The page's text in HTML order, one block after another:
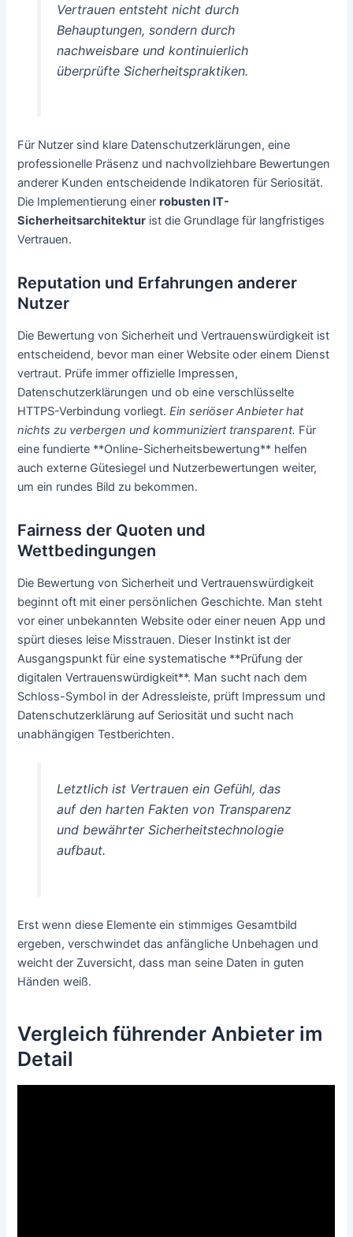
Vertrauen entsteht nicht durch
Behauptungen, sondern durch
nachweisbare und kontinuierlich
überprüfte Sicherheitspraktiken.
Für Nutzer sind klare Datenschutzerklärungen, eine
professionelle Präsenz und nachvollziehbare Bewertungen
anderer Kunden entscheidende Indikatoren für Seriosität.
Die Implementierung einerrobusten IT-
Sicherheitsarchitektur ist die Grundlage für langfristiges
Vertrauen.
Reputation und Erfahrungen anderer
Nutzer
Die Bewertung von Sicherheit und Vertrauenswürdigkeit ist
entscheidend, bevor man einer Website oder einem Dienst
vertraut. Prüfe immer offizielle Impressen,
Datenschutzerklärungen und ob eine verschlüsselte
HTTPS-Verbindung vorliegt.Ein seriöser Anbieter hat
nichts zu verbergen und kommuniziert transparent. Für
eine fundierte **Online-Sicherheitsbewertung** helfen
auch externe Gütesiegel und Nutzerbewertungen weiter,
um ein rundes Bild zu bekommen.
Fairness der Quoten und
Wettbedingungen
Die Bewertung von Sicherheit und Vertrauenswürdigkeit
beginnt oft mit einer persönlichen Geschichte. Man steht
vor einer unbekannten Website oder einer neuen App und
spürt dieses leise Misstrauen. Dieser Instinkt ist der
Ausgangspunkt für eine systematische **Prüfung der
digitalen Vertrauenswürdigkeit**. Man sucht nach dem
Schloss-Symbol in der Adressleiste, prüft Impressum und
Datenschutzerklärung auf Seriosität und sucht nach
unabhängigen Testberichten.
Letztlich ist Vertrauen ein Gefühl, das
auf den harten Fakten von Transparenz
und bewährter Sicherheitstechnologie
aufbaut.
Erst wenn diese Elemente ein stimmiges Gesamtbild
ergeben, verschwindet das anfängliche Unbehagen und
weicht der Zuversicht, dass man seine Daten in guten
Händen weiß.
Vergleich führender Anbieter im
Detail